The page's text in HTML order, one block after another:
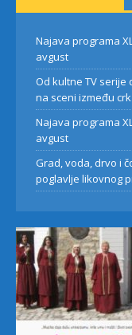
Najava programa
avgust
Od kultne TV serije
na sceni između
Najava programa
avgust
Grad, voda, drvo i
poglavlje likovnog